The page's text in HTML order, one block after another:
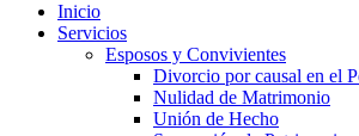
Inicio
Servicios
Esposos y Convivientes
Divorcio por causal en el
Nulidad de Matrimonio
Unión de Hecho